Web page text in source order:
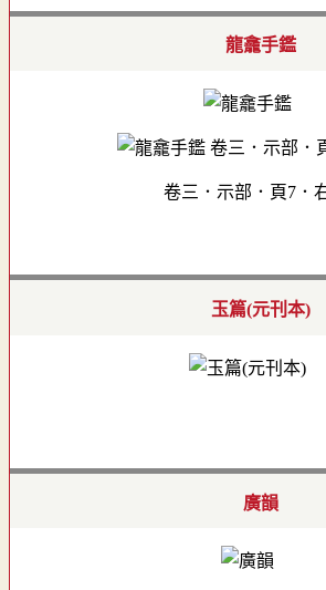
龍龕手鑑
卷三．示部．頁7．
玉篇(元刊本)
廣韻